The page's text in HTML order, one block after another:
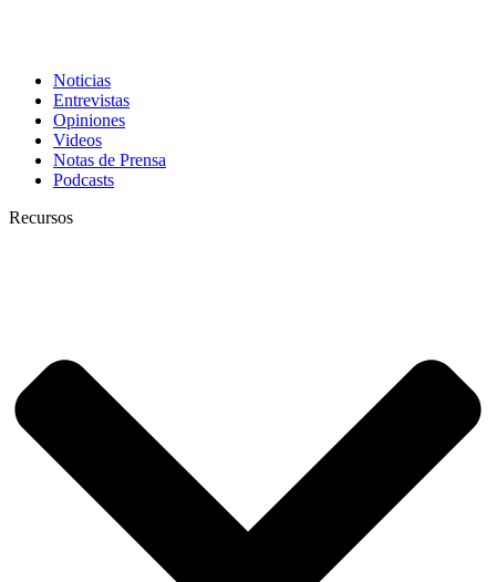
Noticias
Entrevistas
Opiniones
Videos
Notas de Prensa
Podcasts
Recursos